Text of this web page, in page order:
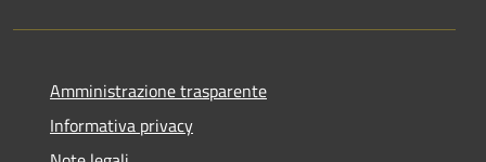
Amministrazione trasparente
Informativa privacy